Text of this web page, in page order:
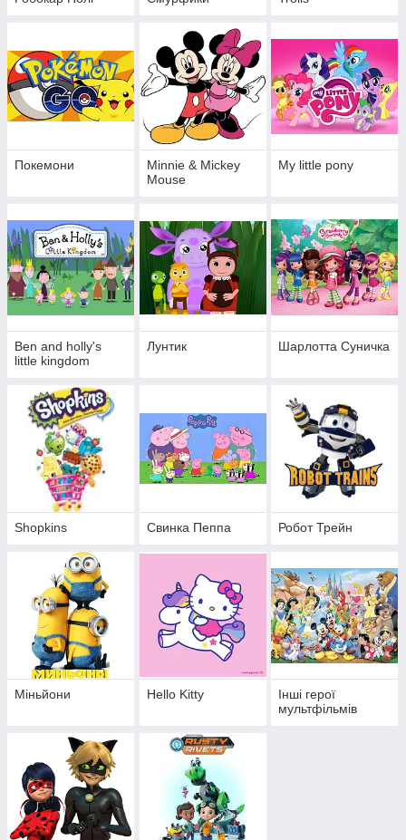
інтерактивними функціями і рухомими елементами.
Покемони
Minnie & Mickey
Mouse
My little pony
Ben and holly's
little kingdom
Лунтик Шарлотта Суничка
Shopkins Свинка Пеппа Робот Трейн
Міньйони Hello Kitty
Інші герої
мультфільмів